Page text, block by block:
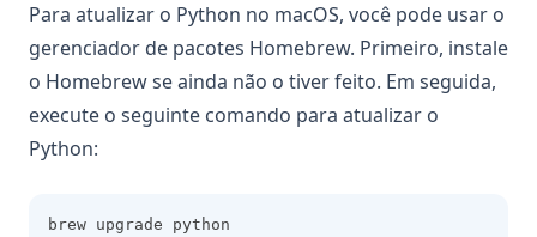
Para atualizar o Python no macOS, você pode usar o
gerenciador de pacotes Homebrew. Primeiro, instale
o Homebrew se ainda não o tiver feito. Em seguida,
execute o seguinte comando para atualizar o
Python:
brew upgrade python